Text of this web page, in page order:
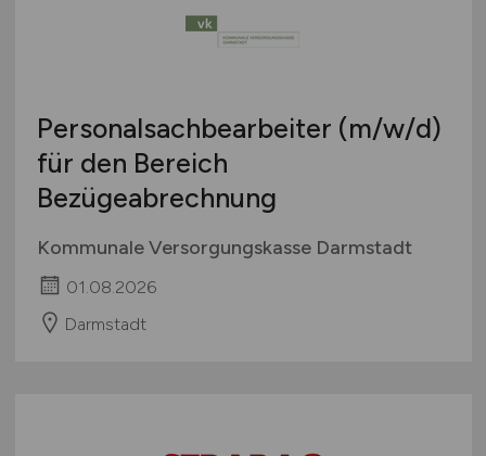
Personalsachbearbeiter (m/w/d)
für den Bereich
Bezügeabrechnung
Kommunale Versorgungskasse Darmstadt
01.08.2026
Darmstadt